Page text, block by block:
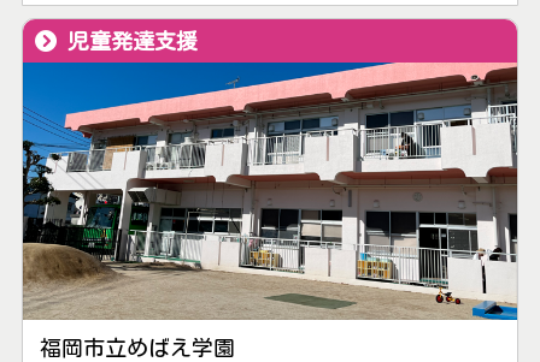
児童発達支援
福岡市立めばえ学園